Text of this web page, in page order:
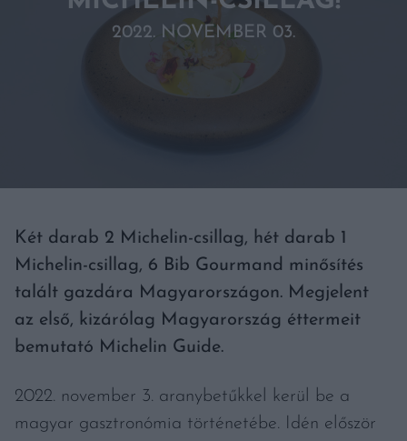
2022. NOVEMBER 03.
Két darab 2 Michelin-csillag, hét darab 1
Michelin-csillag, 6 Bib Gourmand minősítés
talált gazdára Magyarországon. Megjelent
az első, kizárólag Magyarország éttermeit
bemutató Michelin Guide.
2022. november 3. aranybetűkkel kerül be a
magyar gasztronómia történetébe. Idén először